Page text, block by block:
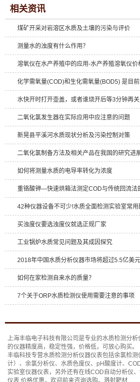
相关资讯
煤矿开采对岩溶区水质及土壤的污染与评价
测量水的浊度有什么作用？
溶氧仪在水产养殖中的应用-水产养殖溶氧仪价
二氧化氯发生器在实际应用中应注意的问题
新晃县平溪河水质现状分析及污染控制对策
二氧化氯制备方法及相关产品在我国的研究进
如何将测量水质的电导率转化为浓度
重铬酸钾―快速烘箱法测定COD与传统回流法
42种仪器设备不可少!水质全面检测实验室常用
买浊度仪要选浊度仪就选正规厂家
工业锅炉水质常见问题及其成因探究
2018年中国水质分析仪器市场将超过5.5亿美元
如何在家检测自来水的质量？
7个关于ORP水质检测仪使用需要注意的事项
上海丰临电子科技有限公司是专业的水质检测分析
的仪器精度高，稳定性强，价格低，可放心购买。
丰临科技专营水质检测分析仪器仪表包括余氯检测
计） 、 余氯分析仪、 水质色度仪、 pH酸度计、
实验室仪器仪表，另外还有在线COD自动分析仪、
仪表,价格优惠，欢迎前来咨询选购。 溅射靶材